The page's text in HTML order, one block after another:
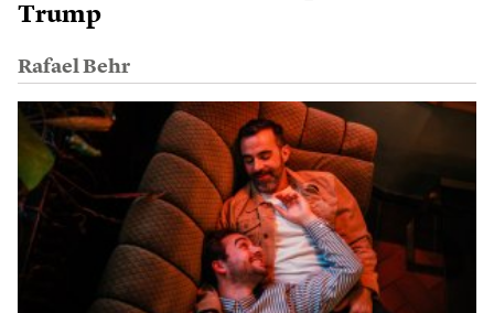
Trump
Rafael Behr